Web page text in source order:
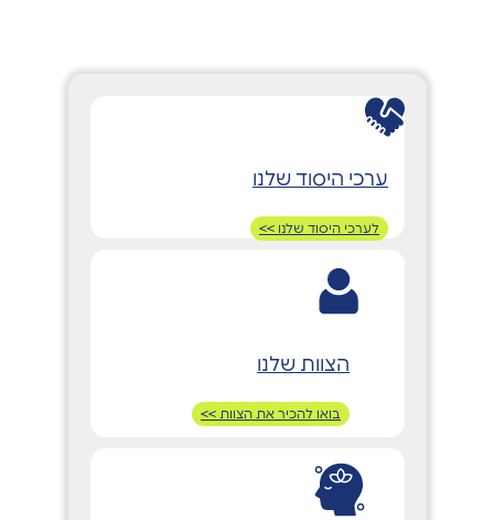
ערכי היסוד שלנו
לערכי היסוד שלנו >>
הצוות שלנו
בואו להכיר את הצוות >>